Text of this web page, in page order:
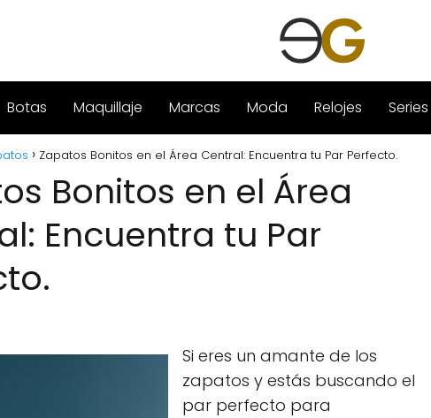
Botas Maquillaje Marcas Moda Relojes Series
Zapatos Bonitos en el Área Central: Encuentra tu Par Perfecto.
Bonitos en el Área
Encuentra tu Par
Si eres un amante de los
zapatos y estás buscando el
par perfecto para